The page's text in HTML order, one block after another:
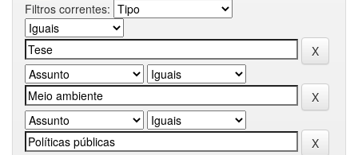
Filtros correntes: